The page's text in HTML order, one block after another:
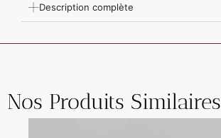
Description complète
Nos Produits Similaires